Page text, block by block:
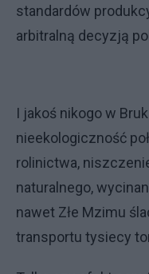
standardów
arbitralną decyzją
I jakoś nikogo w
nieekologiczność
rolinictwa,
naturalnego,
nawet Złe Mzimu
transportu tysiecy